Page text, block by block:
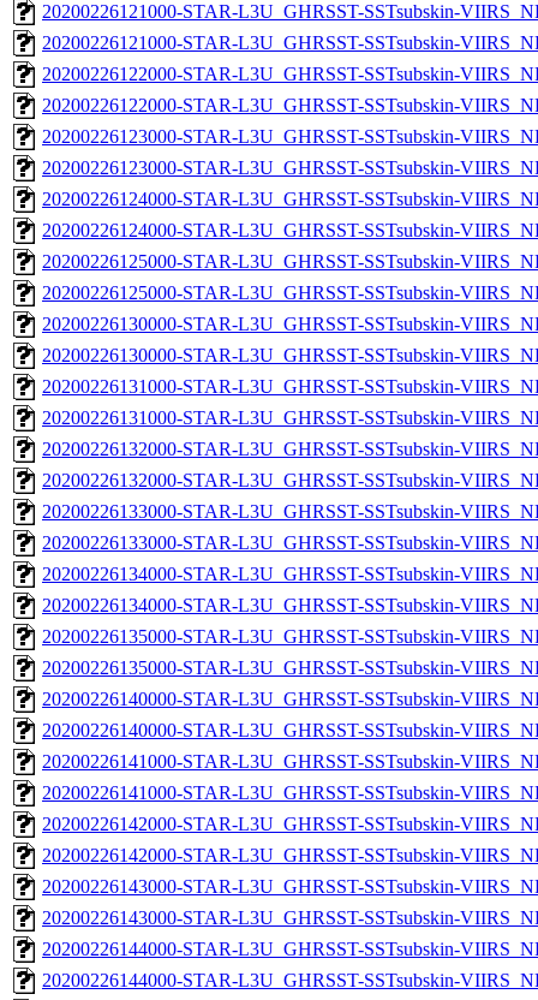
20200226121000-STAR-L3U_GHRSST-SSTsubskin-
20200226121000-STAR-L3U_GHRSST-SSTsubskin-
20200226122000-STAR-L3U_GHRSST-SSTsubskin-
20200226122000-STAR-L3U_GHRSST-SSTsubskin-
20200226123000-STAR-L3U_GHRSST-SSTsubskin-
20200226123000-STAR-L3U_GHRSST-SSTsubskin-
20200226124000-STAR-L3U_GHRSST-SSTsubskin-
20200226124000-STAR-L3U_GHRSST-SSTsubskin-
20200226125000-STAR-L3U_GHRSST-SSTsubskin-
20200226125000-STAR-L3U_GHRSST-SSTsubskin-
20200226130000-STAR-L3U_GHRSST-SSTsubskin-
20200226130000-STAR-L3U_GHRSST-SSTsubskin-
20200226131000-STAR-L3U_GHRSST-SSTsubskin-
20200226131000-STAR-L3U_GHRSST-SSTsubskin-
20200226132000-STAR-L3U_GHRSST-SSTsubskin-
20200226132000-STAR-L3U_GHRSST-SSTsubskin-
20200226133000-STAR-L3U_GHRSST-SSTsubskin-
20200226133000-STAR-L3U_GHRSST-SSTsubskin-
20200226134000-STAR-L3U_GHRSST-SSTsubskin-
20200226134000-STAR-L3U_GHRSST-SSTsubskin-
20200226135000-STAR-L3U_GHRSST-SSTsubskin-
20200226135000-STAR-L3U_GHRSST-SSTsubskin-
20200226140000-STAR-L3U_GHRSST-SSTsubskin-
20200226140000-STAR-L3U_GHRSST-SSTsubskin-
20200226141000-STAR-L3U_GHRSST-SSTsubskin-
20200226141000-STAR-L3U_GHRSST-SSTsubskin-
20200226142000-STAR-L3U_GHRSST-SSTsubskin-
20200226142000-STAR-L3U_GHRSST-SSTsubskin-
20200226143000-STAR-L3U_GHRSST-SSTsubskin-
20200226143000-STAR-L3U_GHRSST-SSTsubskin-
20200226144000-STAR-L3U_GHRSST-SSTsubskin-
20200226144000-STAR-L3U_GHRSST-SSTsubskin-